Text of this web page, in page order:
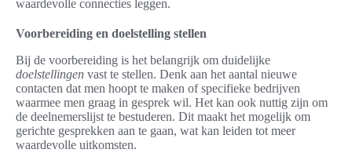
waardevolle connecties leggen.
Voorbereiding en doelstelling stellen
Bij de voorbereiding is het belangrijk om duidelijke
doelstellingen vast te stellen. Denk aan het aantal nieuwe
contacten dat men hoopt te maken of specifieke bedrijven
waarmee men graag in gesprek wil. Het kan ook nuttig zijn om
de deelnemerslijst te bestuderen. Dit maakt het mogelijk om
gerichte gesprekken aan te gaan, wat kan leiden tot meer
waardevolle uitkomsten.